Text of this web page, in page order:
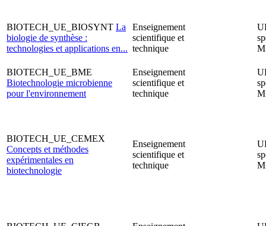
BIOTECH_UE_BIOSYNT La
biologie de synthèse :
technologies et applications en...
Enseignement
scientifique et
technique
BIOTECH_UE_BME
Biotechnologie microbienne
pour l'environnement
Enseignement
scientifique et
technique
BIOTECH_UE_CEMEX
Concepts et méthodes
expérimentales en
biotechnologie
Enseignement
scientifique et
technique